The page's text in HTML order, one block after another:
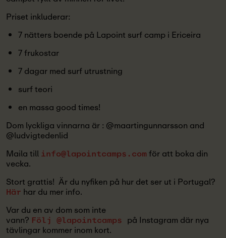
Priset inkluderar:
7 nätters boende på Lapoint surf camp i Ericeira
7 frukostar
7 dagar med surf utrustning
surf teori
en massa good times!
Dom lyckliga vinnarna är : @maartingunnarsson and
@ludvigtedenlid
Maila till info@lapointcamps.com för att boka din
vecka.
Stort grattis! Är du nyfiken på hur det ser ut i Portugal?
Här har du mer info.
Var du en av dom som inte
vann? Följ @lapointcamps på Instagram där nya
tävlingar kommer inom kort.